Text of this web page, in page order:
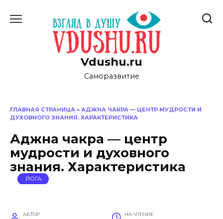
содержанию
Vdushu.ru
Саморазвитие
ГЛАВНАЯ СТРАНИЦА » АДЖНА ЧАКРА — ЦЕНТР МУДРОСТИ И
ДУХОВНОГО ЗНАНИЯ. ХАРАКТЕРИСТИКА
Аджна чакра — центр
мудрости и духовного
знания. Характеристика
ЙОГА
АВТОР НА ЧТЕНИЕ